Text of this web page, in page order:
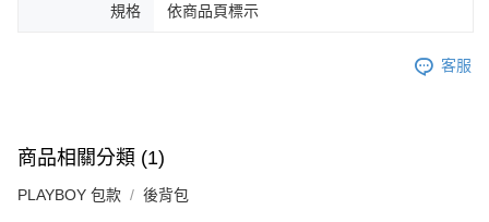
規格 依商品頁標示
客服
商品相關分類 (1)
PLAYBOY 包款 後背包